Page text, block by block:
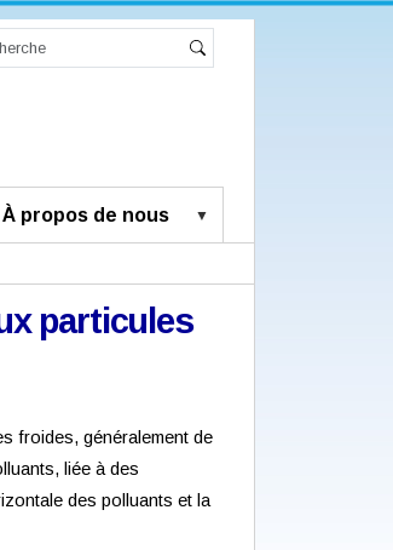
À propos de nous
particules
froides, généralement de
liée à des
des polluants et la